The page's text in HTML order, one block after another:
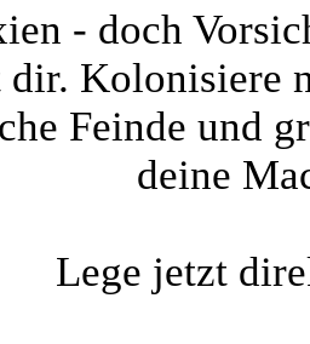
- doch
Kolonisiere
Feinde und
deine
Lege jetzt